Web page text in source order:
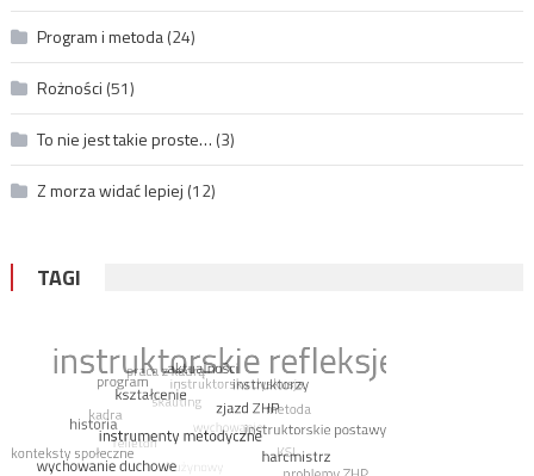
Program i metoda(24)
Rożności (51)
To nie jest takie proste… (3)
Z morza widać lepiej (12)
TAGI